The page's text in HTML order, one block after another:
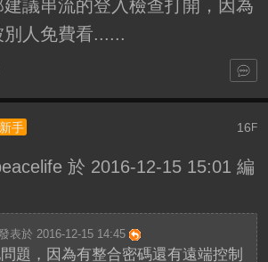
議串流的登入檢查打開，因為
人免費看......
16 F
手
於 2016-12-15 15:01 編
表於 2016-12-15 14:45
題，因為有整合密碼還有遠端控制